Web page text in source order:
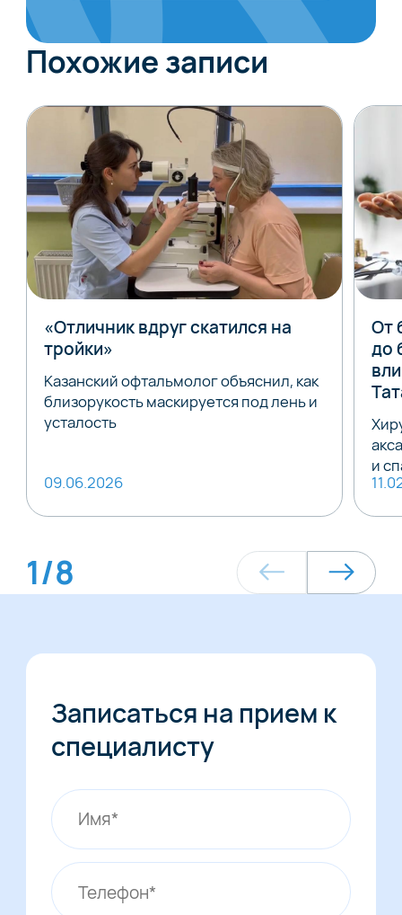
Похожие записи
«Отличник вдруг скатился на
тройки»
Казанский офтальмолог объяснил, как
близорукость маскируется под лень и
усталость
09.06.2026
От
до
и
1/8
Записаться на прием к
специалисту